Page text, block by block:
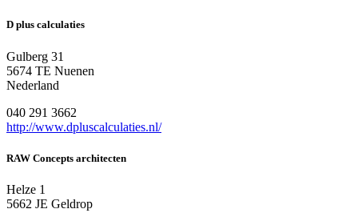
D plus calculaties
Gulberg 31
5674 TE Nuenen
Nederland
040 291 3662
http://www.dpluscalculaties.nl/
RAW Concepts architecten
Helze 1
5662 JE Geldrop